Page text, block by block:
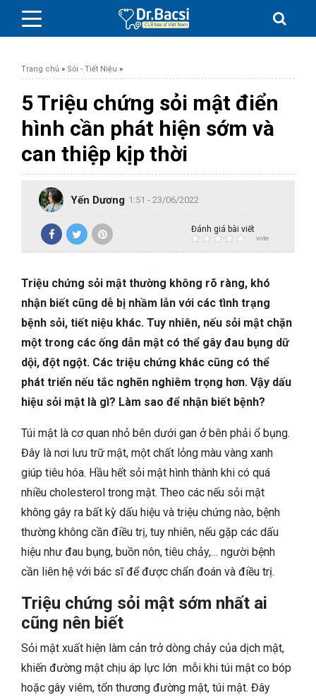
BỆNH DA LIỄU
BỆNH PHỤ KHOA
BỆNH XƯƠNG KHỚP
SỨC KHỎE GIỚI TÍNH
TAI – MŨI – HỌNG
TIÊU HÓA
DA LIỄU THẨM MỸ
NHA KHOA
Trang chủ » Sỏi - Tiết Niệu »
5 Triệu chứng sỏi mật điển
hình cần phát hiện sớm và
can thiệp kịp thời
Yến Dương 1:51 - 23/06/2022
Đánh giá bài viết
vote
Triệu chứng sỏi mật thường không rõ ràng, khó
nhận biết cũng dễ bị nhầm lẫn với các tình trạng
bệnh sỏi, tiết niệu khác. Tuy nhiên, nếu sỏi mật chặn
một trong các ống dẫn mật có thể gây đau bụng dữ
dội, đột ngột. Các triệu chứng khác cũng có thể
phát triển nếu tắc nghẽn nghiêm trọng hơn. Vậy dấu
hiệu sỏi mật là gì? Làm sao để nhận biết bệnh?
Túi mật là cơ quan nhỏ bên dưới gan ở bên phải ổ bụng.
Đây là nơi lưu trữ mật, một chất lỏng màu vàng xanh
giúp tiêu hóa. Hầu hết sỏi mật hình thành khi có quá
nhiều cholesterol trong mật. Theo các nếu sỏi mật
không gây ra bất kỳ dấu hiệu và triệu chứng nào, bệnh
thường không cần điều trị, tuy nhiên, nếu gặp các dấu
hiệu như đau bụng, buồn nôn, tiêu chảy,… người bệnh
cần liên hệ với bác sĩ để được chẩn đoán và điều trị.
Triệu chứng sỏi mật sớm nhất ai
cũng nên biết
Sỏi mật xuất hiện làm cản trở dòng chảy của dịch mật,
khiến đường mật chịu áp lực lớn mỗi khi túi mật co bóp
hoặc gây viêm, tổn thương đường mật, túi mật. Đây